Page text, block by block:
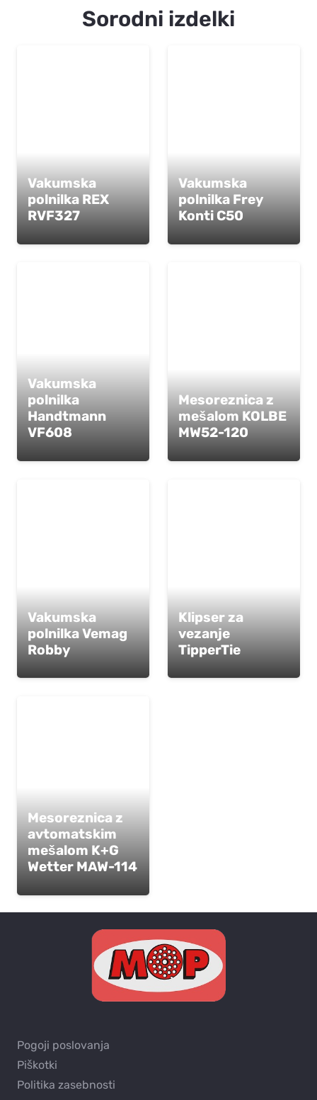
Sorodni izdelki
Vakumska
polnilka REX
RVF327
Vakumska
polnilka Frey
Konti C50
Vakumska
polnilka
Handtmann
VF608
Mesoreznica z
mešalom KOLBE
MW52-120
Vakumska
polnilka Vemag
Robby
Klipser za
vezanje
TipperTie
Mesoreznica z
avtomatskim
mešalom K+G
Wetter MAW-114
Pogoji poslovanja
Piškotki
Politika zasebnosti